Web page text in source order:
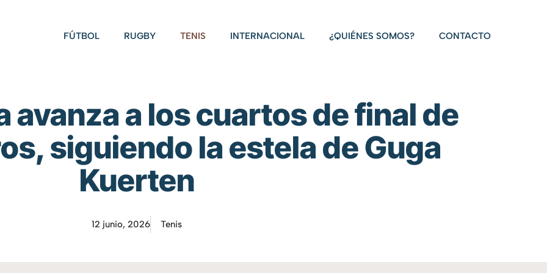
FÚTBOL RUGBY TENIS INTERNACIONAL ¿QUIÉNES SOMOS? CONTACTO
avanza a los cuartos de final de
siguiendo la estela de Guga
Kuerten
12 junio, 2026 Tenis